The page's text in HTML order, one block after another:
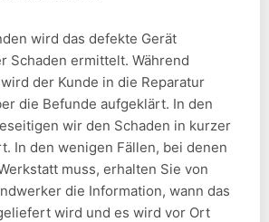
wird das defekte Gerät
Schaden ermittelt. Während
der Kunde in die Reparatur
die Befunde aufgeklärt. In den
wir den Schaden in kurzer
In den wenigen Fällen, bei denen
muss, erhalten Sie von
die Information, wann das
wird und es wird vor Ort